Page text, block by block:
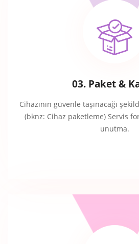
03. Paket &
Cihazının güvenle taşınacağı
(bknz: Cihaz paketleme) Servis
unutma.